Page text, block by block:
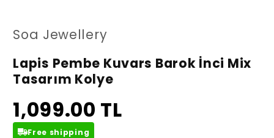
Soa Jewellery
Lapis Pembe Kuvars Barok İnci Mix
Tasarım Kolye
1,099.00 TL
Free shipping